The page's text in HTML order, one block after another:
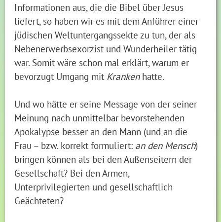
Informationen aus, die die Bibel über Jesus
liefert, so haben wir es mit dem Anführer einer
jüdischen Weltuntergangssekte zu tun, der als
Nebenerwerbsexorzist und Wunderheiler tätig
war. Somit wäre schon mal erklärt, warum er
bevorzugt Umgang mit Krankenhatte.
Und wo hätte er seine Message von der seiner
Meinung nach unmittelbar bevorstehenden
Apokalypse besser an den Mann (und an die
Frau – bzw. korrekt formuliert: an den Mensch)
bringen können als bei den Außenseitern der
Gesellschaft? Bei den Armen,
Unterprivilegierten und gesellschaftlich
Geächteten?